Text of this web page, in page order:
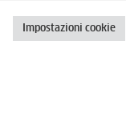
Impostazioni cookie